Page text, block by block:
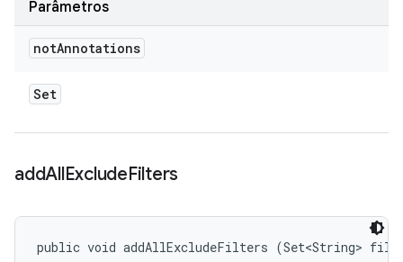
Parâmetros
notAnnotations
Set
addAllExcludeFilters
public void addAllExcludeFilters (Set<String>